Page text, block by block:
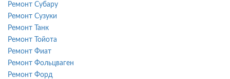
Ремонт Субару
Ремонт Сузуки
Ремонт Танк
Ремонт Тойота
Ремонт Фиат
Ремонт Фольцваген
Ремонт Форд